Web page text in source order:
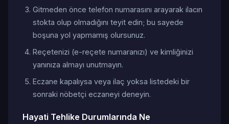
Gitmeden önce telefon numarasını arayarak ilacın
stokta olup olmadığını teyit edin; bu sayede
boşuna yol yapmamış olursunuz.
Reçetenizi (e-reçete numaranızı) ve kimliğinizi
yanınıza almayı unutmayın.
Eczane kapalıysa veya ilaç yoksa listedeki bir
sonraki nöbetçi eczaneyi deneyin.
Hayati Tehlike Durumlarında Ne